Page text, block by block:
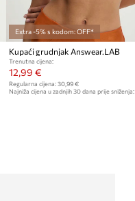
Extra -5% s kodom: OFF*
Kupaći grudnjak Answear.LAB
Trenutna cijena:
12,99 €
Regularna cijena: 30,99 €
Najniža cijena u zadnjih 30 dana prije sniženja: